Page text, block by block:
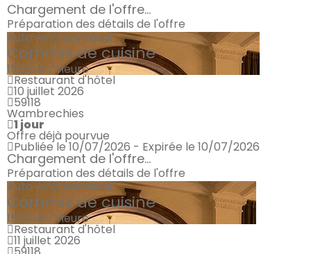
Chargement de l'offre...
Préparation des détails de l'offre
Auto-entrepreneur
Commis de cuisine
15.50 € / heure
Restaurant d'hôtel
10 juillet 2026
59118
Wambrechies
1 jour
Offre déjà pourvue
Publiée le 10/07/2026 - Expirée le 10/07/2026
Chargement de l'offre...
Préparation des détails de l'offre
Auto-entrepreneur
Commis de cuisine
15.50 € / heure
Restaurant d'hôtel
11 juillet 2026